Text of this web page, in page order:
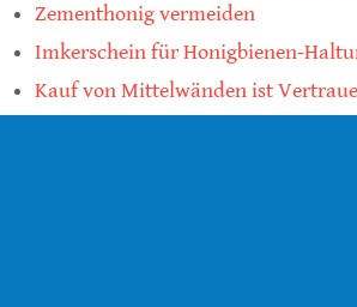
Zementhonig vermeiden
Imkerschein für Honigbienen-
Kauf von Mittelwänden ist